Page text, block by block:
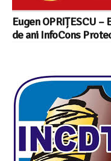
Eugen OPRIȚESCU
de ani InfoCons